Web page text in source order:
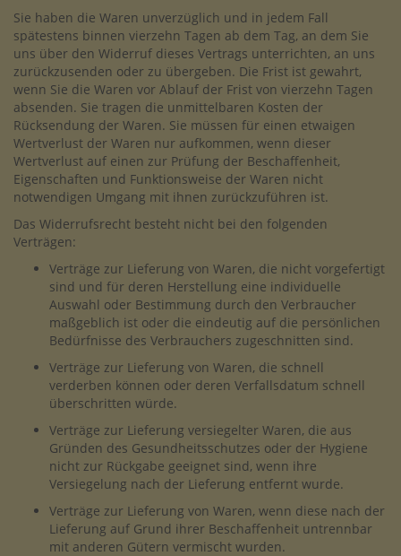
Sie haben die Waren unverzüglich und in jedem Fall
spätestens binnen vierzehn Tagen ab dem Tag, an dem Sie
uns über den Widerruf dieses Vertrags unterrichten, an uns
zurückzusenden oder zu übergeben. Die Frist ist gewahrt,
wenn Sie die Waren vor Ablauf der Frist von vierzehn Tagen
absenden. Sie tragen die unmittelbaren Kosten der
Rücksendung der Waren. Sie müssen für einen etwaigen
Wertverlust der Waren nur aufkommen, wenn dieser
Wertverlust auf einen zur Prüfung der Beschaffenheit,
Eigenschaften und Funktionsweise der Waren nicht
notwendigen Umgang mit ihnen zurückzuführen ist.
Das Widerrufsrecht besteht nicht bei den folgenden
Verträgen:
Verträge zur Lieferung von Waren, die nicht vorgefertigt
sind und für deren Herstellung eine individuelle
Auswahl oder Bestimmung durch den Verbraucher
maßgeblich ist oder die eindeutig auf die persönlichen
Bedürfnisse des Verbrauchers zugeschnitten sind.
Verträge zur Lieferung von Waren, die schnell
verderben können oder deren Verfallsdatum schnell
überschritten würde.
Verträge zur Lieferung versiegelter Waren, die aus
Gründen des Gesundheitsschutzes oder der Hygiene
nicht zur Rückgabe geeignet sind, wenn ihre
Versiegelung nach der Lieferung entfernt wurde.
Verträge zur Lieferung von Waren, wenn diese nach der
Lieferung auf Grund ihrer Beschaffenheit untrennbar
mit anderen Gütern vermischt wurden.